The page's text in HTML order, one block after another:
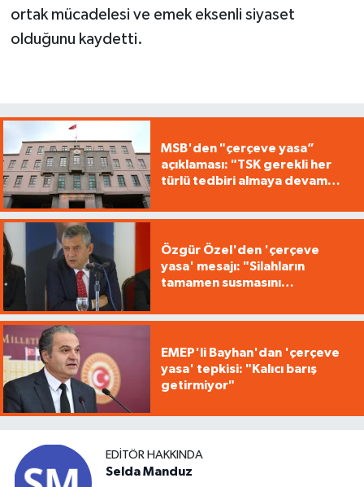
ortak mücadelesi ve emek eksenli siyaset
olduğunu kaydetti.
MSB'den "çerçeve yasa”
açıklaması: "TSK gerekli her
türlü tedbiri almaya devam
Özgür Özel'den 'çerçeve
yasa' mesajı: "Silahların
tamamen susmasını
EMEP'li Bayhan'dan 'çerçeve
yasa' tepkisi: "Kalıcı barış
getirmiyor"
EDITÖR HAKKINDA
Selda Manduz